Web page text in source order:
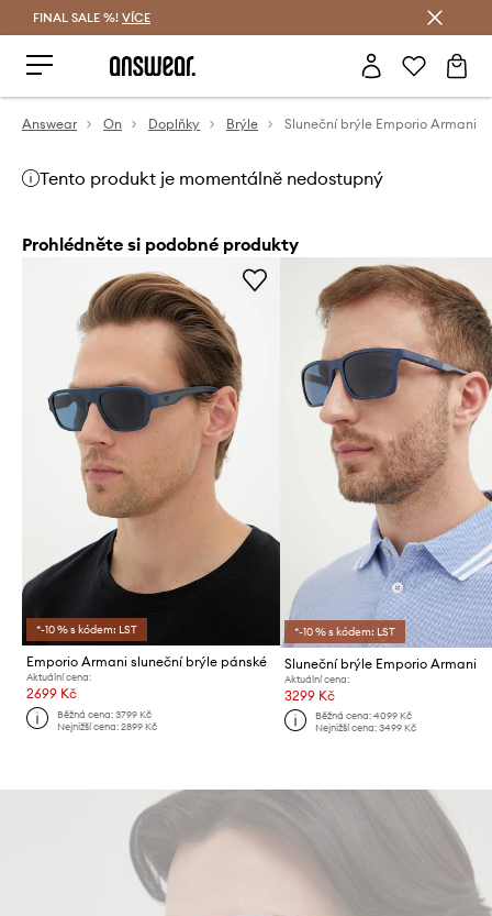
FINAL SALE %! VÍCE
Answear On Doplňky Brýle Sluneční brýle Emporio Armani
Tento produkt je momentálně nedostupný
Prohlédněte si podobné produkty
*-10 % s kódem: LST
Emporio Armani sluneční brýle pánské
Aktuální cena:
2699 Kč
Běžná cena:3799 Kč
Nejnižší cena:2899 Kč
*-10 % s kódem: LST
Sluneční brýle Emporio Armani
Aktuální cena:
3299 Kč
Běžná cena: 4099 Kč
Nejnižší cena: 3499 Kč